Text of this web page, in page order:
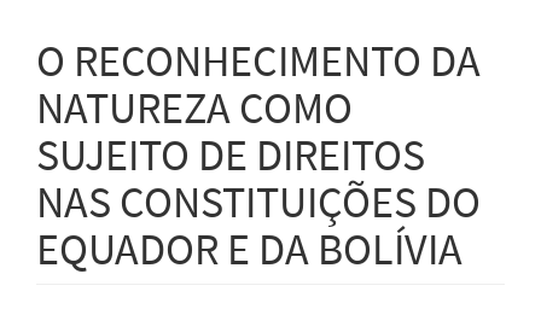
O RECONHECIMENTO DA
NATUREZA COMO
SUJEITO DE DIREITOS
NAS CONSTITUIÇÕES DO
EQUADOR E DA BOLÍVIA